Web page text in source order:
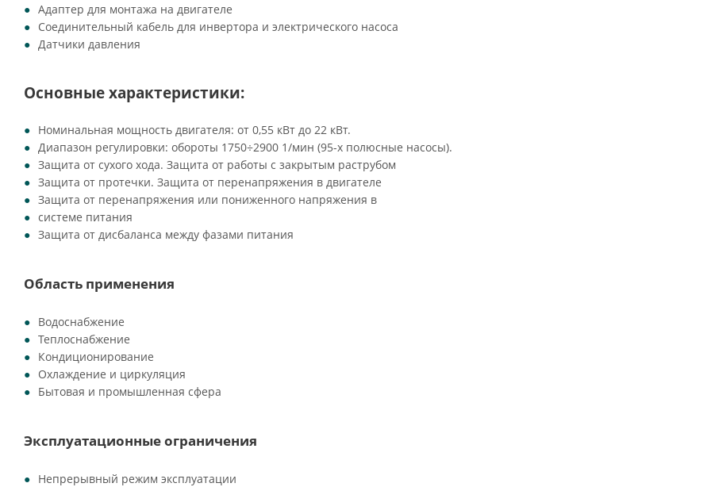
Адаптер для монтажа на двигателе
Соединительный кабель для инвертора и электрического насоса
Датчики давления
Основные характеристики:
Номинальная мощность двигателя: от 0,55 кВт до 22 кВт.
Диапазон регулировки: обороты 1750÷2900 1/мин (95-х полюсные насосы).
Защита от сухого хода. Защита от работы с закрытым раструбом
Защита от протечки. Защита от перенапряжения в двигателе
Защита от перенапряжения или пониженного напряжения в
системе питания
Защита от дисбаланса между фазами питания
Область применения
Водоснабжение
Теплоснабжение
Кондиционирование
Охлаждение и циркуляция
Бытовая и промышленная сфера
Эксплуатационные ограничения
Непрерывный режим эксплуатации